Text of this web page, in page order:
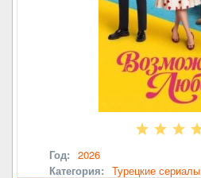
Год: 2026
Категория: Турецкие сериалы